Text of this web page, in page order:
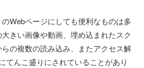
Webページにしても便利なものは多
きい画像や動画、埋め込まれたスク
の複数の読み込み、またアクセス解
てんこ盛りにされていることがあり